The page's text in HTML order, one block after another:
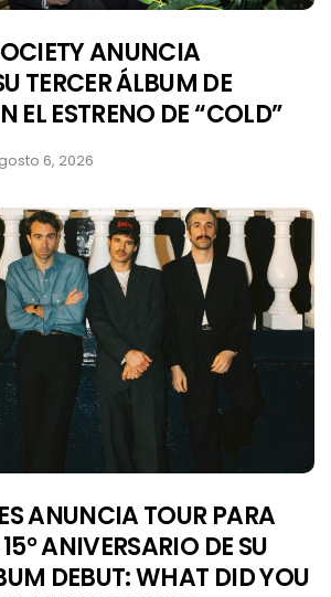
ANUNCIA
TERCER ÁLBUM DE
EL ESTRENO DE “COLD”
6, 2026
ANUNCIA TOUR PARA
ANIVERSARIO DE SU
DEBUT: WHAT DID YOU